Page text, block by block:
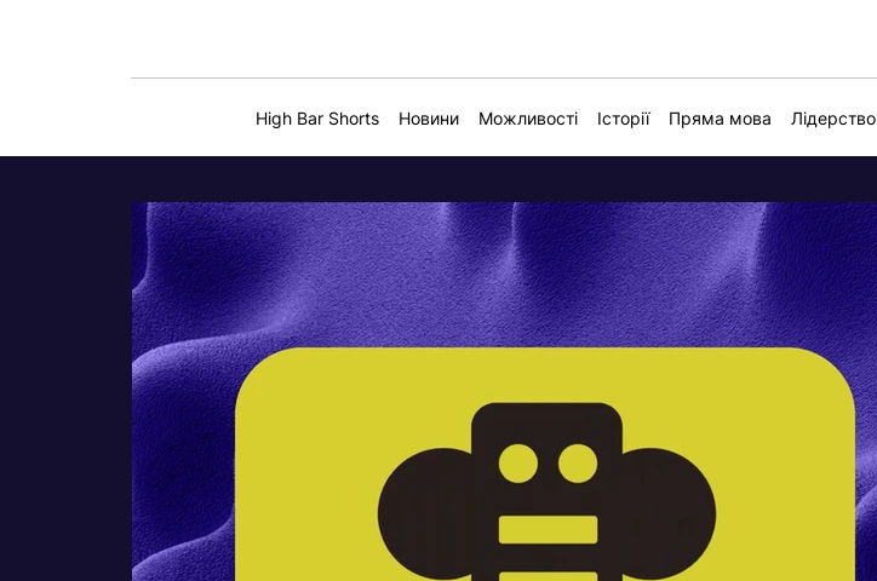
High Bar Shorts Новини Можливості Історії Пряма мова Лідерство